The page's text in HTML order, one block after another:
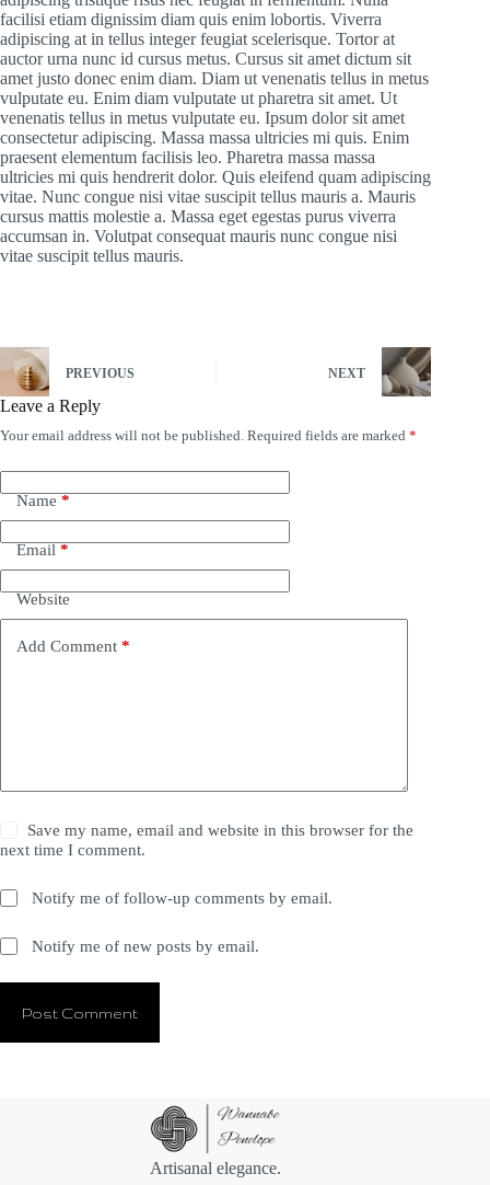
facilisi etiam dignissim diam quis enim lobortis. Viverra
adipiscing at in tellus integer feugiat scelerisque. Tortor at
auctor urna nunc id cursus metus. Cursus sit amet dictum sit
amet justo donec enim diam. Diam ut venenatis tellus in metus
vulputate eu. Enim diam vulputate ut pharetra sit amet. Ut
venenatis tellus in metus vulputate eu. Ipsum dolor sit amet
consectetur adipiscing. Massa massa ultricies mi quis. Enim
praesent elementum facilisis leo. Pharetra massa massa
ultricies mi quis hendrerit dolor. Quis eleifend quam adipiscing
vitae. Nunc congue nisi vitae suscipit tellus mauris a. Mauris
cursus mattis molestie a. Massa eget egestas purus viverra
accumsan in. Volutpat consequat mauris nunc congue nisi
vitae suscipit tellus mauris.
PREVIOUS NEXT
Leave a Reply
Your email address will not be published. Required fields are marked *
Name *
Email *
Website
Add Comment *
Save my name, email and website in this browser for the
next time I comment.
Notify me of follow-up comments by email.
Notify me of new posts by email.
Post Comment
Artisanal elegance.